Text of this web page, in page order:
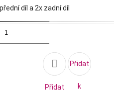
díl a 2x zadní díl

Přidat
Přidat
k